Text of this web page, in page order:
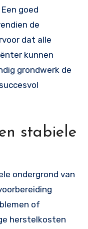
goed
de
dat alle
kunnen
grondwerk de
stabiele
ondergrond van
of
herstelkosten